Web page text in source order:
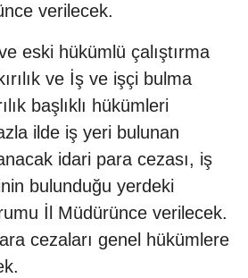
verilecek.
eski hükümlü çalıştırma
ve İş ve işçi bulma
başlıklı hükümleri
ilde iş yeri bulunan
idari para cezası, iş
bulunduğu yerdeki
İl Müdürünce verilecek.
cezaları genel hükümlere